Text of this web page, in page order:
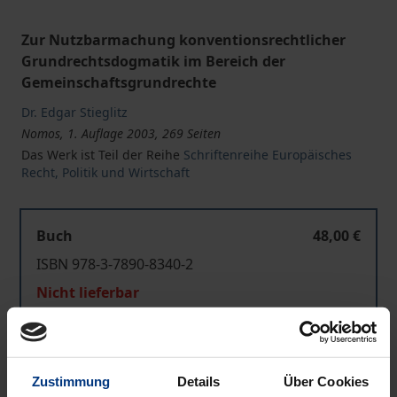
Zustimmung Details Über Cookies
Zur Nutzbarmachung konventionsrechtlicher
Grundrechtsdogmatik im Bereich der
Gemeinschaftsgrundrechte
Dr. Edgar Stieglitz
Nomos, 1. Auflage 2003, 269 Seiten
Das Werk ist Teil der Reihe Schriftenreihe Europäisches
Recht, Politik und Wirtschaft
Buch
48,00 €
ISBN 978-3-7890-8340-2
Nicht lieferbar